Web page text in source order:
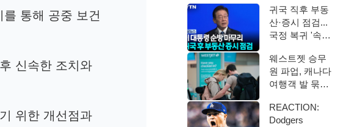
통해 공중 보건
신속한 조치와
위한 개선점과
귀국 직후 부동
산·증시 점검...
국정 복귀 '속도'
웨스트젯 승무
원 파업, 캐나다
여행객 발 묶였
REACTION:
Dodgers